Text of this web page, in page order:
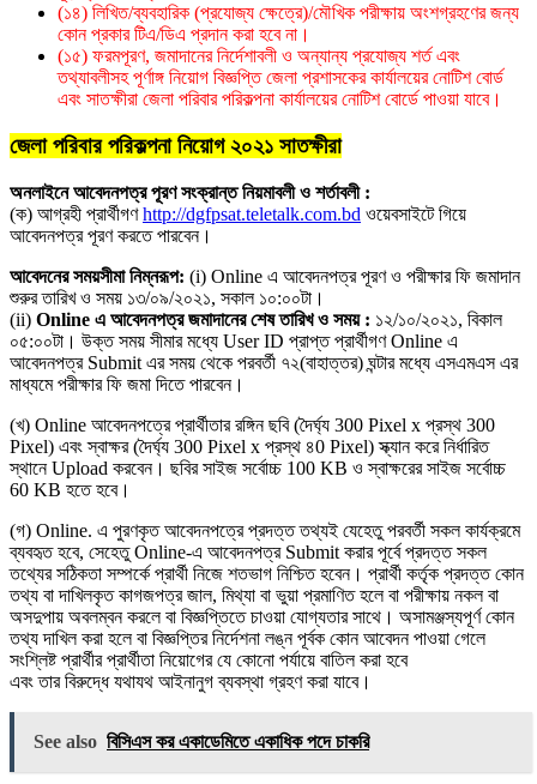
(১৪) লিখিত/ব্যবহারিক (প্রযােজ্য ক্ষেত্রে)/মৌখিক পরীক্ষায় অংশগ্রহণের জন্য
কোন প্রকার টিএ/ডিএ প্রদান করা হবে না।
(১৫) ফরমপূরণ, জমাদানের নির্দেশাবলী ও অন্যান্য প্রযােজ্য শর্ত এবং
তথ্যাবলীসহ পূর্ণাঙ্গ নিয়ােগ বিজ্ঞপ্তি জেলা প্রশাসকের কার্যালয়ের নােটিশ বাের্ড
এবং সাতক্ষীরা জেলা পরিবার পরিকল্পনা কার্যালয়ের নােটিশ বোর্ডে পাওয়া যাবে।
জেলা পরিবার পরিকল্পনা নিয়োগ ২০২১ সাতক্ষীরা
অনলাইনে আবেদনপত্র পূরণ সংক্রান্ত নিয়মাবলী ও শর্তাবলী :
(ক) আগ্রহী প্রার্থীগণhttp://dgfpsat.teletalk.com.bd ওয়েবসাইটে গিয়ে
আবেদনপত্র পূরণ করতে পারবেন।
আবেদনের সময়সীমা নিম্নরূপ: (i) Online এ আবেদনপত্র পূরণ ও পরীক্ষার ফি জমাদান
শুরুর তারিখ ও সময় ১৩/০৯/২০২১, সকাল ১০:০০টা।
(ii) Online এ আবেদনপত্র জমাদানের শেষ তারিখ ও সময় : ১২/১০/২০২১, বিকাল
০৫:০০টা। উক্ত সময় সীমার মধ্যে User ID প্রাপ্ত প্রার্থীগণ Online এ
আবেদনপত্র Submit এর সময় থেকে পরবর্তী ৭২(বাহাত্তর) ঘন্টার মধ্যে এসএমএস এর
মাধ্যমে পরীক্ষার ফি জমা দিতে পারবেন।
(খ) Online আবেদনপত্রে প্রার্থীতার রঙ্গিন ছবি (দৈর্ঘ্য 300 Pixel x প্রস্থ 300
Pixel) এবং স্বাক্ষর (দৈর্ঘ্য 300 Pixel x প্রস্থ ৪0 Pixel) স্ক্যান করে নির্ধারিত
স্থানে Upload করবেন। ছবির সাইজ সর্বোচ্চ 100 KB ও স্বাক্ষরের সাইজ সর্বোচ্চ
60 KB হতে হবে।
(গ) Online. এ পুরণকৃত আবেদনপত্রে প্রদত্ত তথ্যই যেহেতু পরবর্তী সকল কার্যক্রমে
ব্যবহৃত হবে, সেহেতু Online-এ আবেদনপত্র Submit করার পূর্বে প্রদত্ত সকল
তথ্যের সঠিকতা সম্পর্কে প্রার্থী নিজে শতভাগ নিশ্চিত হবেন। প্রার্থী কর্তৃক প্রদত্ত কোন
তথ্য বা দাখিলকৃত কাগজপত্র জাল, মিথ্যা বা ভুয়া প্রমাণিত হলে বা পরীক্ষায় নকল বা
অসদুপায় অবলম্বন করলে বা বিজ্ঞপ্তিতে চাওয়া যােগ্যতার সাথে। অসামঞ্জস্যপূর্ণ কোন
তথ্য দাখিল করা হলে বা বিজ্ঞপ্তির নির্দেশনা লঙ্ন পূর্বক কোন আবেদন পাওয়া গেলে
সংশ্লিষ্ট প্রার্থীর প্রার্থীতা নিয়ােগের যে কোনাে পর্যায়ে বাতিল করা হবে
এবং তার বিরুদ্ধে যথাযথ আইনানুগ ব্যবস্থা গ্রহণ করা যাবে।
See also বিসিএস কর একাডেমিতে একাধিক পদে চাকরি